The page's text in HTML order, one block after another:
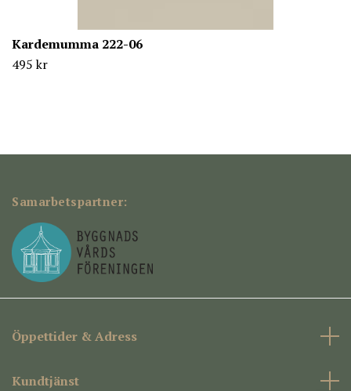
Kardemumma 222-06
495 kr
Samarbetspartner:
Öppettider & Adress
Kundtjänst